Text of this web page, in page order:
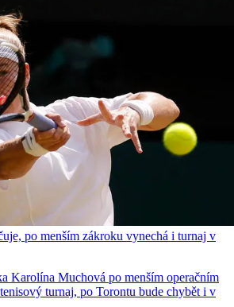
po menším zákroku vynechá i turnaj v
Karolína Muchová po menším operačním
turnaj, po Torontu bude chybět i v